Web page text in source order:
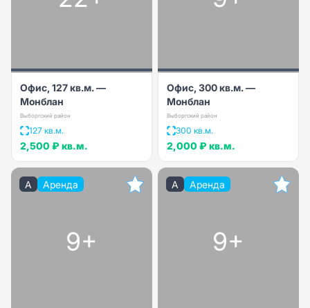
Офис, 127 кв.м. —
Монблан
Выборгский район
127 кв.м.
2,500 ₽ кв.м.
Офис, 300 кв.м. —
Монблан
Выборгский район
300 кв.м.
2,000 ₽ кв.м.
A Аренда
9+
A Аренда
9+